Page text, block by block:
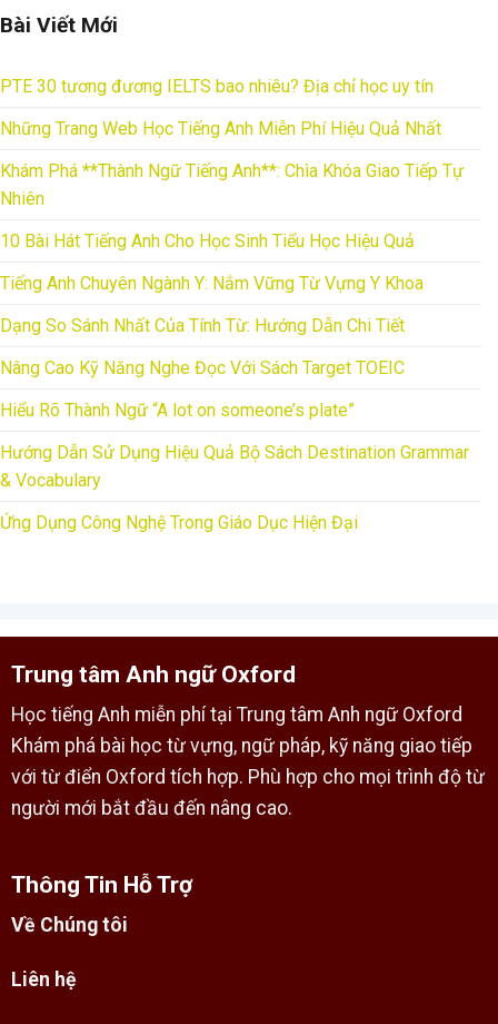
Bài Viết Mới
PTE 30 tương đương IELTS bao nhiêu? Địa chỉ học uy tín
Những Trang Web Học Tiếng Anh Miễn Phí Hiệu Quả Nhất
Khám Phá **Thành Ngữ Tiếng Anh**: Chìa Khóa Giao Tiếp Tự
Nhiên
10 Bài Hát Tiếng Anh Cho Học Sinh Tiểu Học Hiệu Quả
Tiếng Anh Chuyên Ngành Y: Nắm Vững Từ Vựng Y Khoa
Dạng So Sánh Nhất Của Tính Từ: Hướng Dẫn Chi Tiết
Nâng Cao Kỹ Năng Nghe Đọc Với Sách Target TOEIC
Hiểu Rõ Thành Ngữ “A lot on someone’s plate”
Hướng Dẫn Sử Dụng Hiệu Quả Bộ Sách Destination Grammar
& Vocabulary
Ứng Dụng Công Nghệ Trong Giáo Dục Hiện Đại
Trung tâm Anh ngữ Oxford
Học tiếng Anh miễn phí tại Trung tâm Anh ngữ Oxford
Khám phá bài học từ vựng, ngữ pháp, kỹ năng giao tiếp
với từ điển Oxford tích hợp. Phù hợp cho mọi trình độ từ
người mới bắt đầu đến nâng cao.
Thông Tin Hỗ Trợ
Về Chúng tôi
Liên hệ